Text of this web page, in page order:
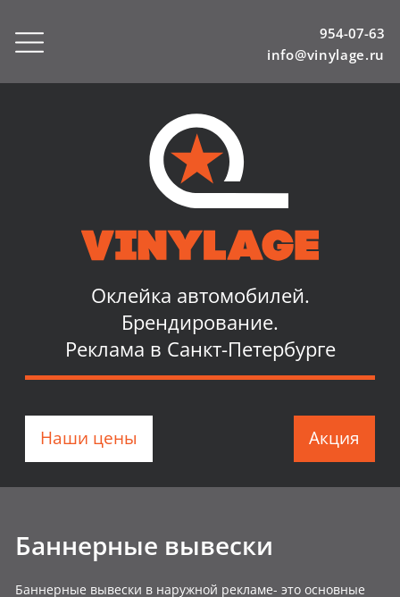
954-07-63
info@vinylage.ru
Оклейка автомобилей.
Брендирование.
Реклама в Санкт-Петербурге
Наши цены Акция
Баннерные вывески
Баннерные вывески в наружной рекламе- это основные